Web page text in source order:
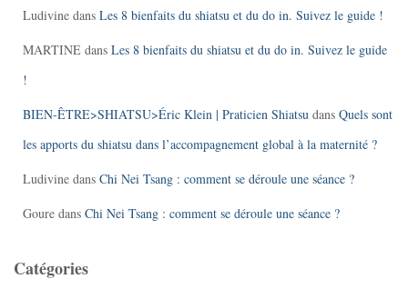
Ludivine dans Les 8 bienfaits du shiatsu et du do in. Suivez le guide !
MARTINE dans Les 8 bienfaits du shiatsu et du do in. Suivez le guide
!
BIEN-ÊTRE>SHIATSU>Éric Klein | Praticien Shiatsu dans Quels sont
les apports du shiatsu dans l’accompagnement global à la maternité ?
Ludivine dans Chi Nei Tsang : comment se déroule une séance ?
Goure dans Chi Nei Tsang : comment se déroule une séance ?
Catégories